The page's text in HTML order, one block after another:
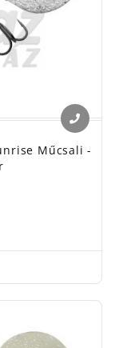
Műcsali -